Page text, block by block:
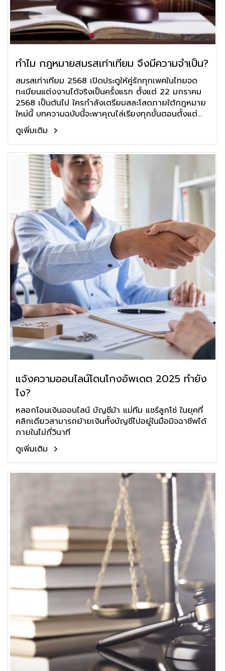
ทำไม กฎหมายสมรสเท่าเทียม จึงมีความจำเป็น?
สมรสเท่าเทียม 2568 เปิดประตูให้คู่รักทุกเพศในไทยจด
ทะเบียนแต่งงานได้จริงเป็นครั้งแรก ตั้งแต่ 22 มกราคม
2568 เป็นต้นไป ใครกำลังเตรียมสละโสดภายใต้กฎหมาย
ใหม่นี้ บทความฉบับนี้จะพาคุณไล่เรียงทุกขั้นตอนตั้งแต่
เอกสารที่ต้องยื่น ไปจนถึงสิทธิสำคัญเรื่อง สินสมรส ภาษี
และ สวัสดิการครบจบในหน้าเดียว
ดูเพิ่มเติม
แจ้งความออนไลน์โดนโกงอัพเดต 2025 ทำยัง
ไง?
หลอกโอนเงินออนไลน์ บัญชีม้า แม่ทีม แชร์ลูกโซ่ ในยุคที่
คลิกเดียวสามารถย้ายเงินทั้งบัญชีไปอยู่ในมือมิจฉาชีพได้
ภายในไม่กี่วินาที
ดูเพิ่มเติม